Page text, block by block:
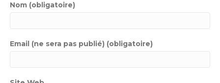
Nom (obligatoire)
Email (ne sera pas publié) (obligatoire)